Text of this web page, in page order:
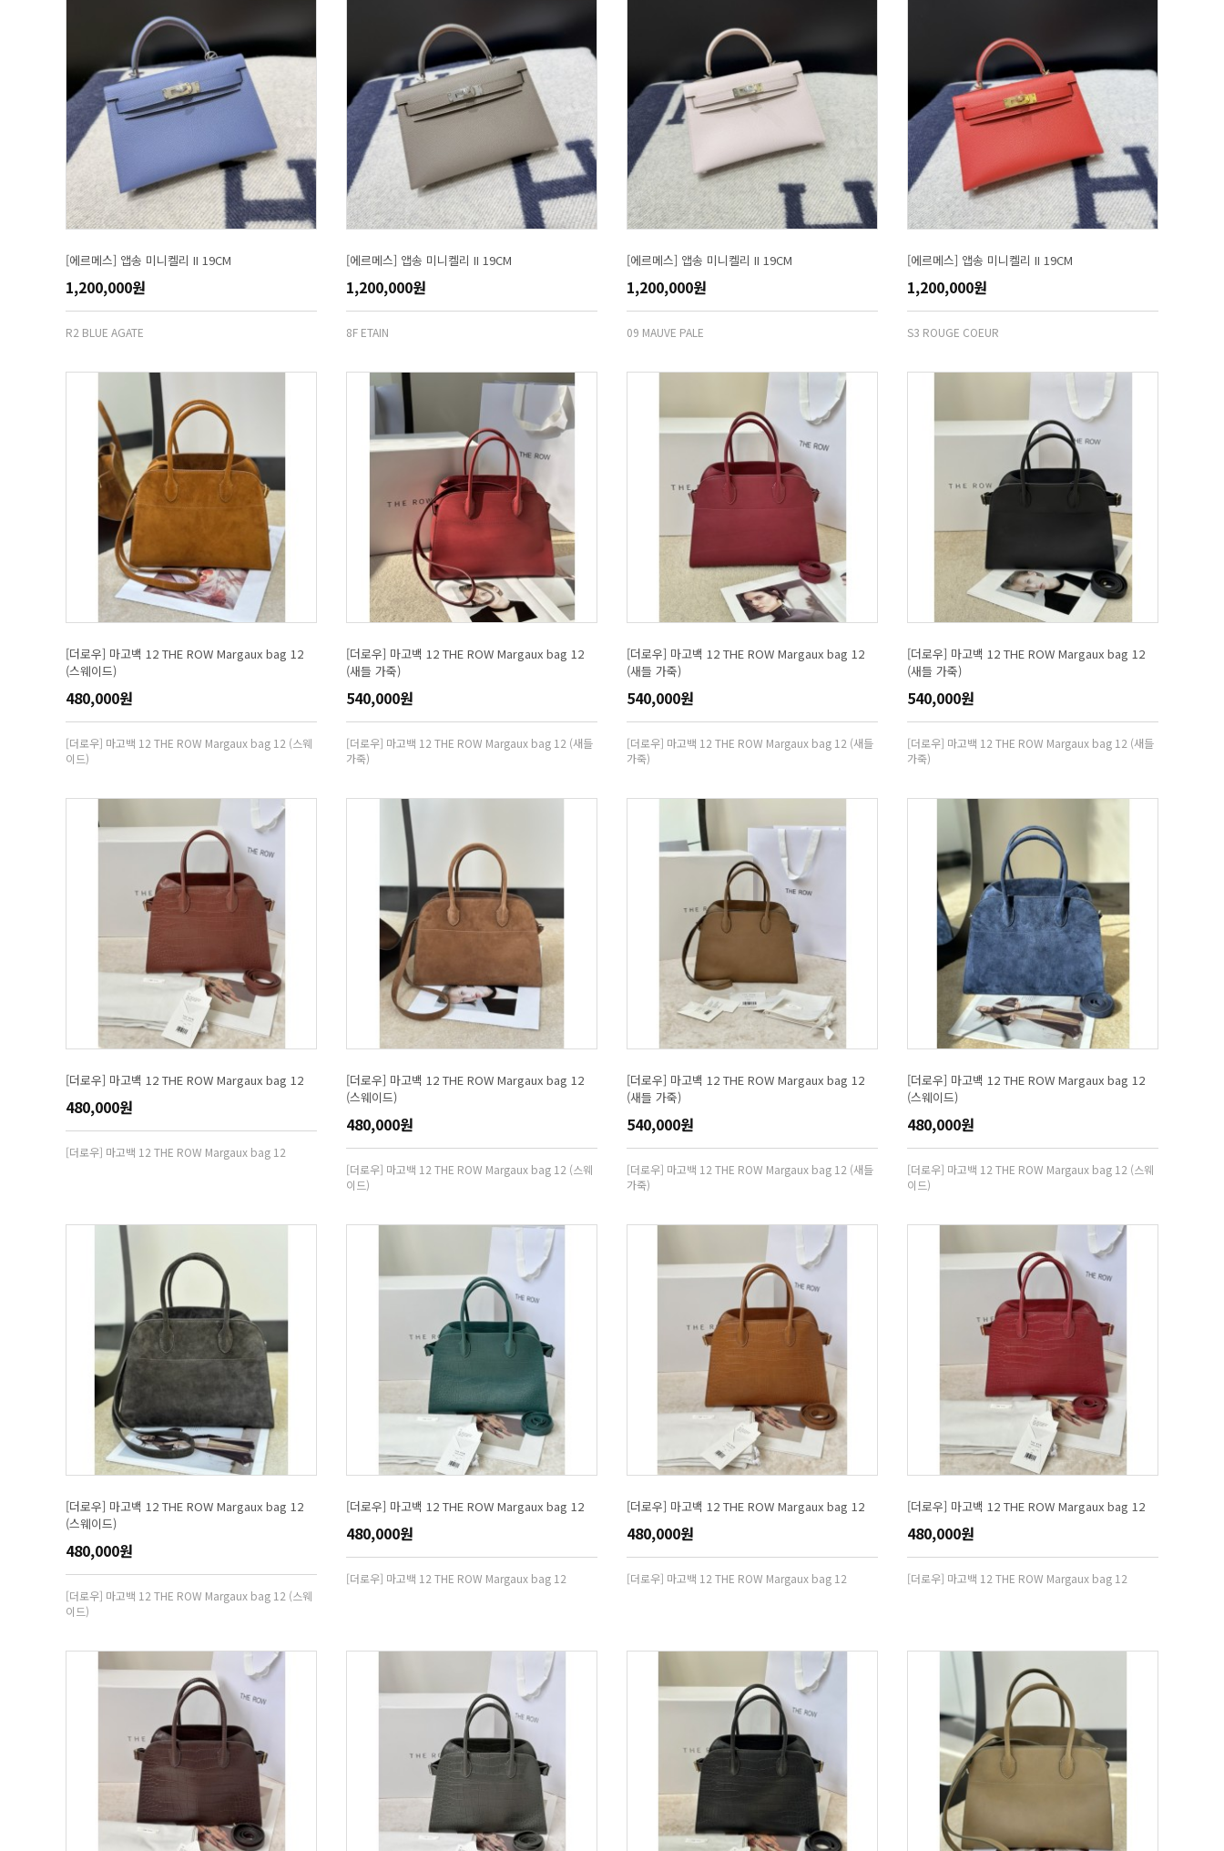
[에르메스] 앱송 미니켈리 II 19CM
1,200,000원
R2 BLUE AGATE
[에르메스] 앱송 미니켈리 II 19CM
1,200,000원
8F ETAIN
[에르메스] 앱송 미니켈리 II 19CM
1,200,000원
09 MAUVE PALE
[에르메스] 앱송 미니켈리 II 19CM
1,200,000원
S3 ROUGE COEUR
[더로우] 마고백 12 THE ROW Margaux bag 12
(스웨이드)
480,000원
[더로우] 마고백 12 THE ROW Margaux bag 12 (스웨
이드)
[더로우] 마고백 12 THE ROW Margaux bag 12
(새들 가죽)
540,000원
[더로우] 마고백 12 THE ROW Margaux bag 12 (새들
가죽)
[더로우] 마고백 12 THE ROW Margaux bag 12
(새들 가죽)
540,000원
[더로우] 마고백 12 THE ROW Margaux bag 12 (새들
가죽)
[더로우] 마고백 12 THE ROW Margaux bag 12
(새들 가죽)
540,000원
[더로우] 마고백 12 THE ROW Margaux bag 12 (새들
가죽)
[더로우] 마고백 12 THE ROW Margaux bag 12
480,000원
[더로우] 마고백 12 THE ROW Margaux bag 12
[더로우] 마고백 12 THE ROW Margaux bag 12
(스웨이드)
480,000원
[더로우] 마고백 12 THE ROW Margaux bag 12 (스웨
이드)
[더로우] 마고백 12 THE ROW Margaux bag 12
(새들 가죽)
540,000원
[더로우] 마고백 12 THE ROW Margaux bag 12 (새들
가죽)
[더로우] 마고백 12 THE ROW Margaux bag 12
(스웨이드)
480,000원
[더로우] 마고백 12 THE ROW Margaux bag 12 (스웨
이드)
[더로우] 마고백 12 THE ROW Margaux bag 12
(스웨이드)
480,000원
[더로우] 마고백 12 THE ROW Margaux bag 12 (스웨
이드)
[더로우] 마고백 12 THE ROW Margaux bag 12
480,000원
[더로우] 마고백 12 THE ROW Margaux bag 12
[더로우] 마고백 12 THE ROW Margaux bag 12
480,000원
[더로우] 마고백 12 THE ROW Margaux bag 12
[더로우] 마고백 12 THE ROW Margaux bag 12
480,000원
[더로우] 마고백 12 THE ROW Margaux bag 12